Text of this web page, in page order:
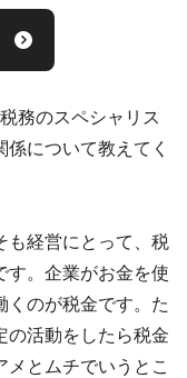
務のスペシャリス
係について教えてく
も経営にとって、税
す。企業がお金を使
くのが税金です。た
の活動をしたら税金
とムチでいうとこ